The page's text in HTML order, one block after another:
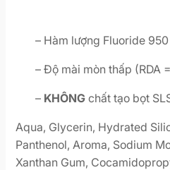
– Hàm lượng Fluoride 950
– Độ mài mòn thấp (RDA
– KHÔNGchất tạo bọt
Aqua, Glycerin, Hydrated
Panthenol, Aroma, Sodium
Xanthan Gum,